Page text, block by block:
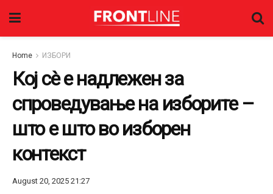
Home ИЗБОРИ
Кој сè е надлежен за
спроведување на изборите –
што е што во изборен
контекст
August 20, 2025 21:27